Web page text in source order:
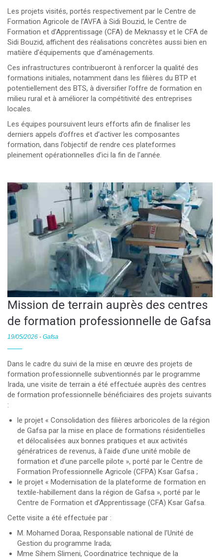
Les projets visités, portés respectivement par le Centre de
Formation Agricole de l’AVFA à Sidi Bouzid, le Centre de
Formation et d’Apprentissage (CFA) de Meknassy et le CFA de
Sidi Bouzid, affichent des réalisations concrètes aussi bien en
matière d’équipements que d’aménagements.
Ces infrastructures contribueront à renforcer la qualité des
formations initiales, notamment dans les filières du BTP et
potentiellement des BTS, à diversifier l’offre de formation en
milieu rural et à améliorer la compétitivité des entreprises
locales.
Les équipes poursuivent leurs efforts afin de finaliser les
derniers appels d’offres et d’activer les composantes
formation, dans l’objectif de rendre ces plateformes
pleinement opérationnelles d’ici la fin de l’année.
Mission de terrain auprès des centres
de formation professionnelle de Gafsa
19/05/2026 - Gafsa
Dans le cadre du suivi de la mise en œuvre des projets de
formation professionnelle subventionnés par le programme
Irada, une visite de terrain a été effectuée auprès des centres
de formation professionnelle bénéficiaires des projets suivants
:
le projet « Consolidation des filières arboricoles de la région
de Gafsa par la mise en place de formations résidentielles
et délocalisées aux bonnes pratiques et aux activités
génératrices de revenus, à l’aide d’une unité mobile de
formation et d’une parcelle pilote », porté par le Centre de
Formation Professionnelle Agricole (CFPA) Ksar Gafsa ;
le projet « Modernisation de la plateforme de formation en
textile-habillement dans la région de Gafsa », porté par le
Centre de Formation et d’Apprentissage (CFA) Ksar Gafsa.
Cette visite a été effectuée par :
M. Mohamed Doraa, Responsable national de l’Unité de
Gestion du programme Irada;
Mme Sihem Slimeni, Coordinatrice technique de la